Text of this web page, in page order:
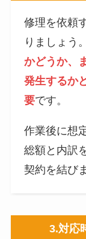
修理を依頼
りましょう
かどうか、
発生するか
要です。
作業後に想
総額と内訳
契約を結び
3.対応